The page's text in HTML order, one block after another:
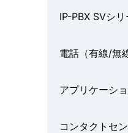
ー
シ
ン
IP-PBX SVシ
電話（有線/無
アプリケーシ
コンタクトセ